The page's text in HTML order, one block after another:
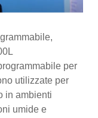
per
utilizzate per
in ambienti
umide e